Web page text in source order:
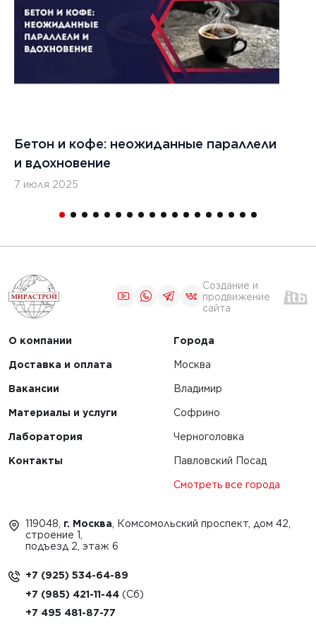
для
на
1
Бетон и кофе: неожиданные параллели
и вдохновение
7 июля 2025
Создание и
продвижение
сайта
О компании
Доставка и оплата
Вакансии
Материалы и услуги
Лаборатория
Контакты
Города
Москва
Владимир
Софрино
Черноголовка
Павловский Посад
Смотреть все города
119048, г. Москва , Комсомольский проспект, дом 42,
строение 1,
подъезд 2, этаж 6
+7 (925) 534-64-89
+7 (985) 421-11-44
+7 495 481-87-77